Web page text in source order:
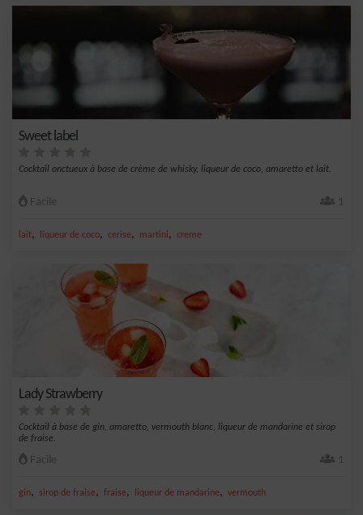
Sweet label
Cocktail onctueux à base de crème de whisky, liqueur de coco, amaretto et lait.
Facile 1
lait, liqueur de coco, cerise, martini, creme
Lady Strawberry
Cocktail à base de gin, amaretto, vermouth blanc, liqueur de mandarine et sirop
de fraise.
Facile 1
gin, sirop de fraise, fraise, liqueur de mandarine, vermouth